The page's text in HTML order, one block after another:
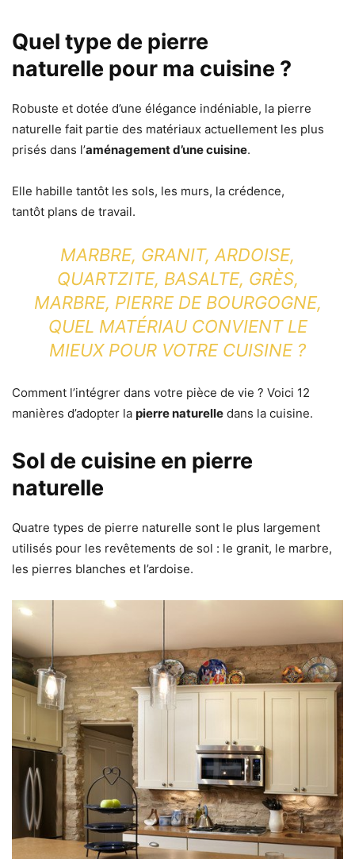
Quel type de pierre
naturelle pour ma cuisine ?
Robuste et dotée d’une élégance indéniable, la pierre
naturelle fait partie des matériaux actuellement les plus
prisés dans l’aménagement d’une cuisine.
Elle habille tantôt les sols, les murs, la crédence,
tantôt plans de travail.
MARBRE, GRANIT, ARDOISE,
QUARTZITE, BASALTE, GRÈS,
MARBRE, PIERRE DE BOURGOGNE,
QUEL MATÉRIAU CONVIENT LE
MIEUX POUR VOTRE CUISINE ?
Comment l’intégrer dans votre pièce de vie ? Voici 12
manières d’adopter la pierre naturelle dans la cuisine.
Sol de cuisine en pierre
naturelle
Quatre types de pierre naturelle sont le plus largement
utilisés pour les revêtements de sol : le granit, le marbre,
les pierres blanches et l’ardoise.